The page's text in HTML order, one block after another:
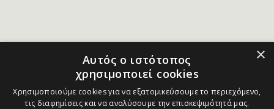
×
Αυτός ο ιστότοπος
χρησιμοποιεί cookies
Χρησιμοποιούμε cookies για να εξατομικεύσουμε το περιεχόμενο,
τις διαφημίσεις και να αναλύσουμε την επισκεψιμότητά μας.